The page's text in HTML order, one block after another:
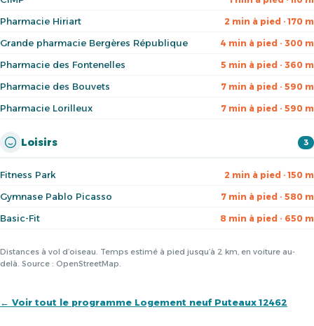
Pharmacie Hiriart 2 min à pied · 170 m
Grande pharmacie Bergères République 4 min à pied · 300 m
Pharmacie des Fontenelles 5 min à pied · 360 m
Pharmacie des Bouvets 7 min à pied · 590 m
Pharmacie Lorilleux 7 min à pied · 590 m
Loisirs 3
Fitness Park 2 min à pied · 150 m
Gymnase Pablo Picasso 7 min à pied · 580 m
Basic-Fit 8 min à pied · 650 m
Distances à vol d’oiseau. Temps estimé à pied jusqu’à 2 km, en voiture au-
delà. Source : OpenStreetMap.
← Voir tout le programme Logement neuf Puteaux 12462